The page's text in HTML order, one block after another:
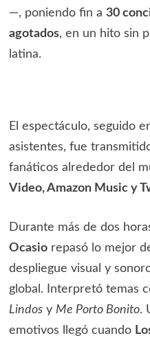
—, poniendo fin a 30
agotados, en un hito sin
latina.
El espectáculo, seguido
asistentes, fue
fanáticos alrededor del
Video, Amazon Music y
Durante más de dos
Ocasiorepasó lo mejor
despliegue visual y
global. Interpretó temas
Lindosy Me Porto Bonito.
emotivos llegó cuando